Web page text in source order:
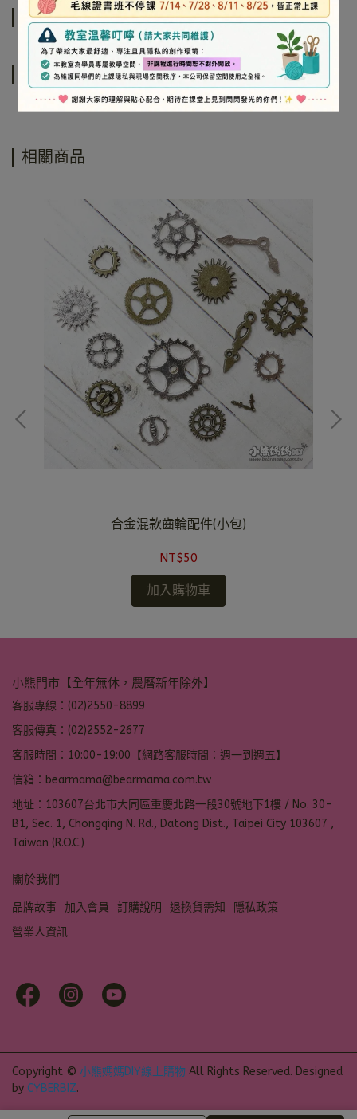
規格說明
運送方式
相關商品
合金混款齒輪配件(小包)
NT$50
加入購物車
小熊門市【全年無休，農曆新年除外】
客服專線：(02)2550-8899
客服傳真：(02)2552-2677
客服時間：10:00-19:00【網路客服時間：週一到週五】
信箱：bearmama@bearmama.com.tw
地址：103607台北市大同區重慶北路一段30號地下1樓 / No. 30-
B1, Sec. 1, Chongqing N. Rd., Datong Dist., Taipei City 103607 ,
Taiwan (R.O.C.)
關於我們
品牌故事 加入會員 訂購說明 退換貨需知
隱私政策
營業人資訊
Copyright © 小熊媽媽DIY線上購物 All Rights Reserved. Designed
by CYBERBIZ.